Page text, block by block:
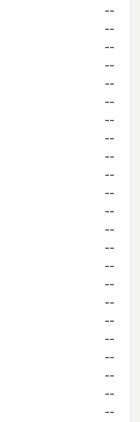
--
--
--
--
--
--
--
--
--
--
--
--
--
--
--
--
--
--
--
--
--
--
--